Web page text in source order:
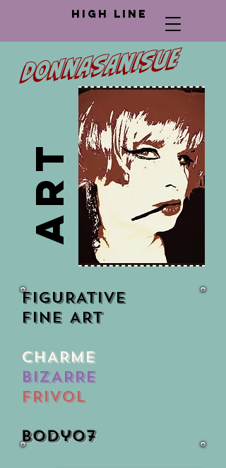
high line
art
DoNnaSanisue​
​
​
FIGURATIVE
FINE ART
CHARME
BIZARRE
FRIVOL
body07